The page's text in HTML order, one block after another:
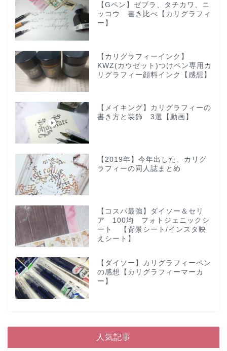
【Gペン】ゼブラ、タチカワ、ニ
ッコウ 書き比べ【カリグラフィ
ー】
【カリグラフィーインク】
KWZ(カウゼット)つけペン専用カ
リグラフィー顔料インク【感想】
【メイキング】カリグラフィーの
書き方と装飾 3選【動画】
【2019年】今年出した、カリグ
ラフィーの同人誌まとめ
【コスパ最強】ダイソー＆セリ
ア 100均 フォトジェニックシ
ート 【背景シート/インスタ映
えシート】
【ダイソー】カリグラフィーペン
の感想【カリグラフィーマーカ
ー】
人気記事